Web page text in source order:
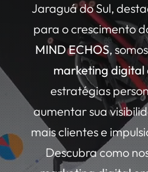
Jaraguá do Sul,
para o crescimento
MIND ECHOS,
marketing digital
estratégias
aumentar sua
mais clientes e
Descubra como